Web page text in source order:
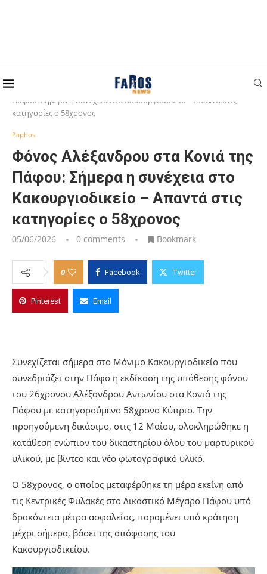
Home
Φόνος Αλέξανδρου στα Κονιά της
Πάφου: Σήμερα η συνέχεια στο Κακουργιοδικείο – Απαντά στις
κατηγορίες ο 58χρονος
Paphos
Φόνος Αλέξανδρου στα Κονιά της
Πάφου: Σήμερα η συνέχεια στο
Κακουργιοδικείο – Απαντά στις
κατηγορίες ο 58χρονος
05/06/2026 0 comments Bookmark
0 Facebook Twitter
Pinterest Email
Συνεχίζεται σήμερα στο Μόνιμο Κακουργιοδικείο που
συνεδριάζει στην Πάφο η εκδίκαση της υπόθεσης φόνου
του 26χρονου Αλέξανδρου Αντωνίου στα Κονιά της
Πάφου με κατηγορούμενο 58χρονο Κύπριο. Την
προηγούμενη δικάσιμο, στις 12 Μαίου, ολοκληρώθηκε η
κατάθεση ενώπιον του δικαστηρίου όλου του μαρτυρικού
υλικού, με βίντεο και νέο φωτογραφικό υλικό.
Ο 58χρονος, ο οποίος μεταφέρθηκε τη μέρα εκείνη από
τις Κεντρικές Φυλακές στο Δικαστικό Μέγαρο Πάφου υπό
δρακόντεια μέτρα ασφαλείας, παραμένει υπό κράτηση
μέχρι σήμερα, βάσει της απόφασης του
Κακουργιοδικείου.